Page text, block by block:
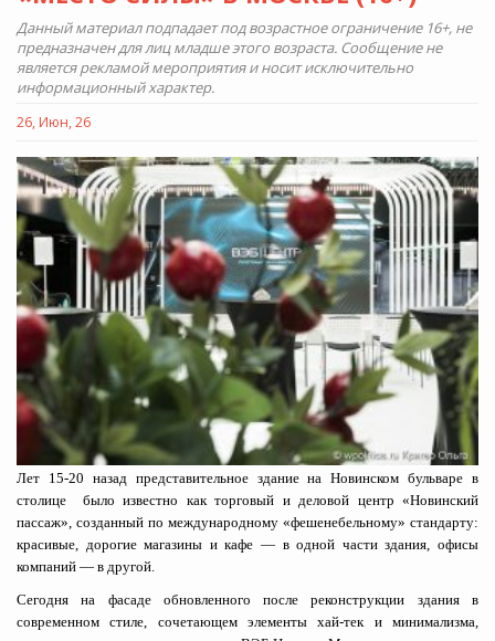
Данный материал подпадает под возрастное ограничение 16+, не
предназначен для лиц младше этого возраста. Сообщение не
является рекламой мероприятия и носит исключительно
информационный характер.
26, Июн, 26
Лет 15-20 назад представительное здание на Новинском бульваре в
столице было известно как торговый и деловой центр «Новинский
пассаж», созданный по международному «фешенебельному» стандарту:
красивые, дорогие магазины и кафе — в одной части здания, офисы
компаний — в другой.
Сегодня на фасаде обновленного после реконструкции здания в
современном стиле, сочетающем элементы хай-тек и минимализма,